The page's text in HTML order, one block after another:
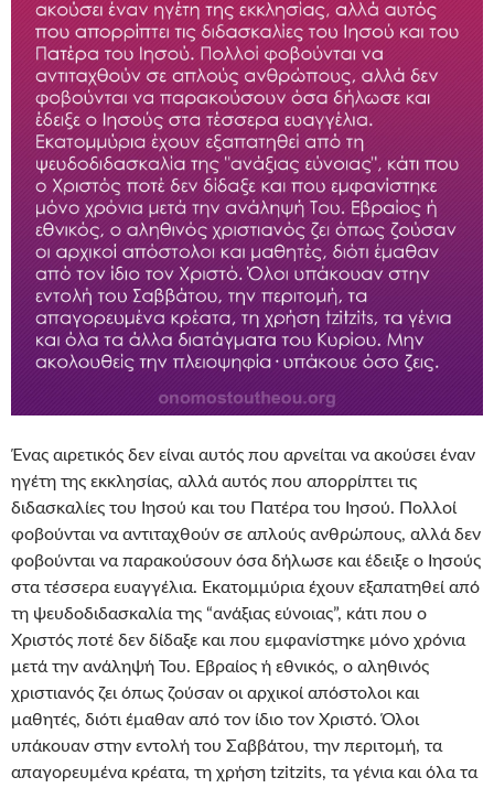
Ένας αιρετικός δεν είναι αυτός που αρνείται να ακούσει έναν
ηγέτη της εκκλησίας, αλλά αυτός που απορρίπτει τις
διδασκαλίες του Ιησού και του Πατέρα του Ιησού. Πολλοί
φοβούνται να αντιταχθούν σε απλούς ανθρώπους, αλλά δεν
φοβούνται να παρακούσουν όσα δήλωσε και έδειξε ο Ιησούς
στα τέσσερα ευαγγέλια. Εκατομμύρια έχουν εξαπατηθεί από
τη ψευδοδιδασκαλία της “ανάξιας εύνοιας”, κάτι που ο
Χριστός ποτέ δεν δίδαξε και που εμφανίστηκε μόνο χρόνια
μετά την ανάληψή Του. Εβραίος ή εθνικός, ο αληθινός
χριστιανός ζει όπως ζούσαν οι αρχικοί απόστολοι και
μαθητές, διότι έμαθαν από τον ίδιο τον Χριστό. Όλοι
υπάκουαν στην εντολή του Σαββάτου, την περιτομή, τα
απαγορευμένα κρέατα, τη χρήση tzitzits, τα γένια και όλα τα